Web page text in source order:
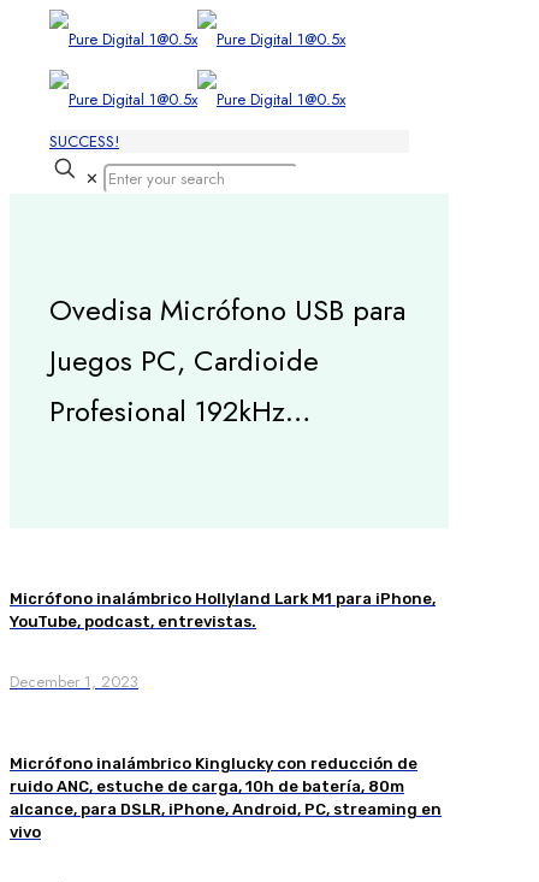
SUCCESS!
✕
Ovedisa Micrófono USB para
Juegos PC, Cardioide
Profesional 192kHz…
Micrófono inalámbrico Hollyland Lark M1 para iPhone,
YouTube, podcast, entrevistas.
December 1, 2023
Micrófono inalámbrico Kinglucky con reducción de
ruido ANC, estuche de carga, 10h de batería, 80m
alcance, para DSLR, iPhone, Android, PC, streaming en
vivo